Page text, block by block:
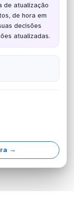
de atualização
de hora em
decisões
atualizadas.
→